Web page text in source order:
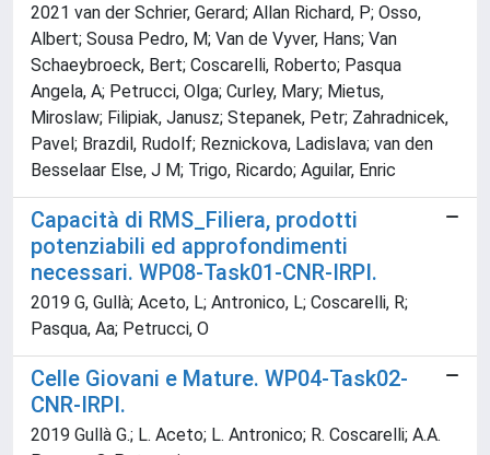
2021 van der Schrier, Gerard; Allan Richard, P; Osso,
Albert; Sousa Pedro, M; Van de Vyver, Hans; Van
Schaeybroeck, Bert; Coscarelli, Roberto; Pasqua
Angela, A; Petrucci, Olga; Curley, Mary; Mietus,
Miroslaw; Filipiak, Janusz; Stepanek, Petr; Zahradnicek,
Pavel; Brazdil, Rudolf; Reznickova, Ladislava; van den
Besselaar Else, J M; Trigo, Ricardo; Aguilar, Enric
Capacità di RMS_Filiera, prodotti
potenziabili ed approfondimenti
necessari. WP08-Task01-CNR-IRPI.
2019 G, Gullà; Aceto, L; Antronico, L; Coscarelli, R;
Pasqua, Aa; Petrucci, O
Celle Giovani e Mature. WP04-Task02-
CNR-IRPI.
2019 Gullà G.; L. Aceto; L. Antronico; R. Coscarelli; A.A.